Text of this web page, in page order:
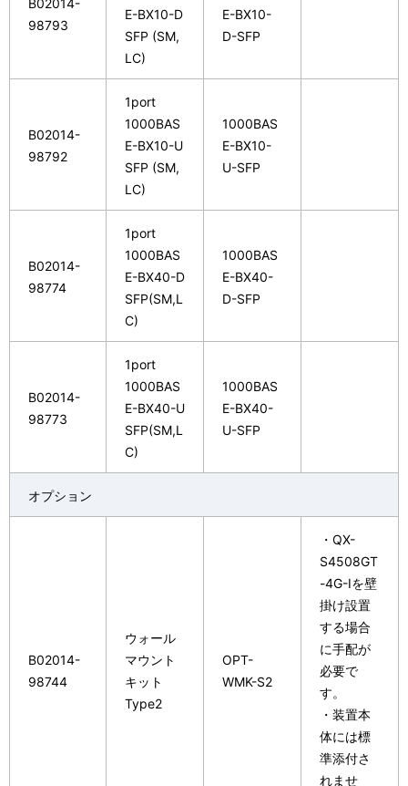
B02014-
98793
E-BX10-D
SFP (SM,
LC)
E-BX10-
D-SFP
B02014-
98792
1port
1000BAS
E-BX10-U
SFP (SM,
LC)
1000BAS
E-BX10-
U-SFP
B02014-
98774
1port
1000BAS
E-BX40-D
SFP(SM,L
C)
1000BAS
E-BX40-
D-SFP
B02014-
98773
1port
1000BAS
E-BX40-U
SFP(SM,L
C)
1000BAS
E-BX40-
U-SFP
オプション
B02014-
98744
ウォール
マウント
キット
Type2
OPT-
WMK-S2
・QX-
S4508GT
-4G-Iを壁
掛け設置
する場合
に手配が
必要で
す。
・装置本
体には標
準添付さ
れませ